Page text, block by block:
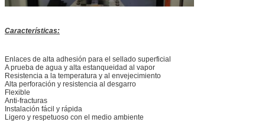
Características:
Enlaces de alta adhesión para el sellado superficial
A prueba de agua y alta estanqueidad al vapor
Resistencia a la temperatura y al envejecimiento
Alta perforación y resistencia al desgarro
Flexible
Anti-fracturas
Instalación fácil y rápida
Ligero y respetuoso con el medio ambiente